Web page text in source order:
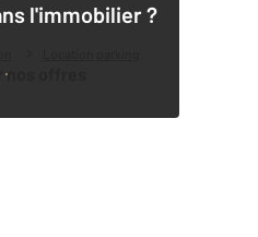
l'immobilier ?
nos offres